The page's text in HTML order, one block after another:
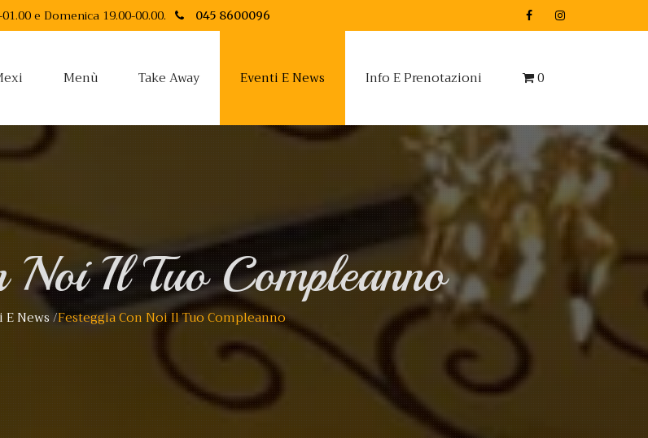
e Domenica 19.00-00.00. 045 8600096
Menù Take Away Eventi E News Info E Prenotazioni 0
Noi Il Tuo Compleanno
E News/Festeggia Con Noi Il Tuo Compleanno